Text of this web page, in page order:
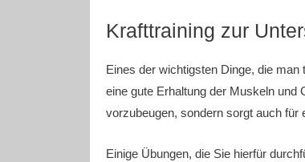
Krafttraining zur
Eines der wichtigsten Dinge, die
eine gute Erhaltung der Muskeln und
vorzubeugen, sondern sorgt auch für
Einige Übungen, die Sie hierfür